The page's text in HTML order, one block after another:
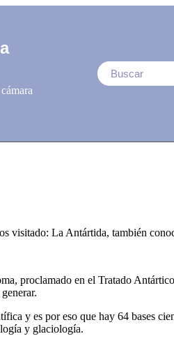
visitado: La Antártida, también
proclamado en el Tratado
y es por eso que hay 64 bases
y glaciología.